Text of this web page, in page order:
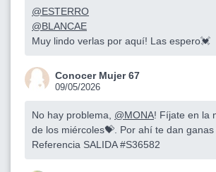
@ESTERRO
@BLANCAE
Muy lindo verlas por aquí! Las espero💓
Conocer Mujer 67
09/05/2026
No hay problema, @MONA! Fíjate en la
de los miércoles💝. Por ahí te dan ganas
Referencia SALIDA #S36582